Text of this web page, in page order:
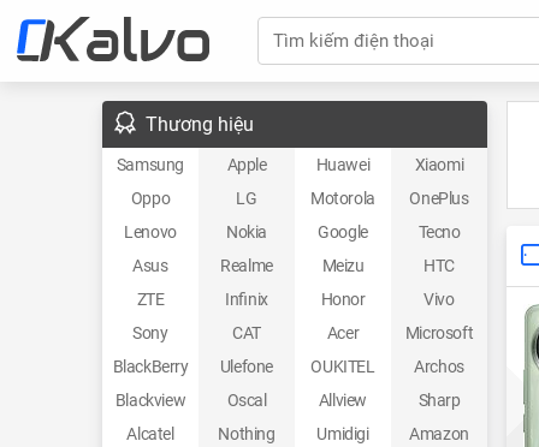
Tìm kiếm điện thoại
Thương hiệu
Samsung Apple Huawei
Xiaomi
Oppo
LG Motorola
OnePlus
Lenovo
Nokia Google
Tecno
Asus
Realme Meizu
HTC
ZTE
Infinix Honor
Vivo
Sony
CAT Acer
Microsoft
BlackBerry
Ulefone OUKITEL
Archos
Blackview
Oscal Allview
Sharp
Alcatel
Nothing Umidigi Amazon